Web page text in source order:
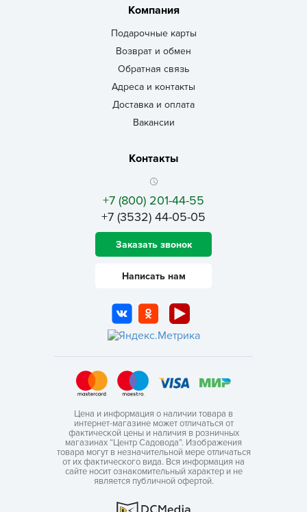
Компания
Подарочные карты
Возврат и обмен
Обратная связь
Адреса и контакты
Доставка и оплата
Вакансии
Контакты
+7 (800) 201-44-55
+7 (3532) 44-05-05
Заказать звонок
Написать нам
Цена и информация о наличии товара в
интернет-магазине может отличаться от
фактической цены и наличия в розничных
магазинах “Центр Садовода”. Изображения
товара могут в незначительной мере отличаться
от их фактического вида. Вся информация на
сайте носит ознакомительный характер и не
является публичной офертой.